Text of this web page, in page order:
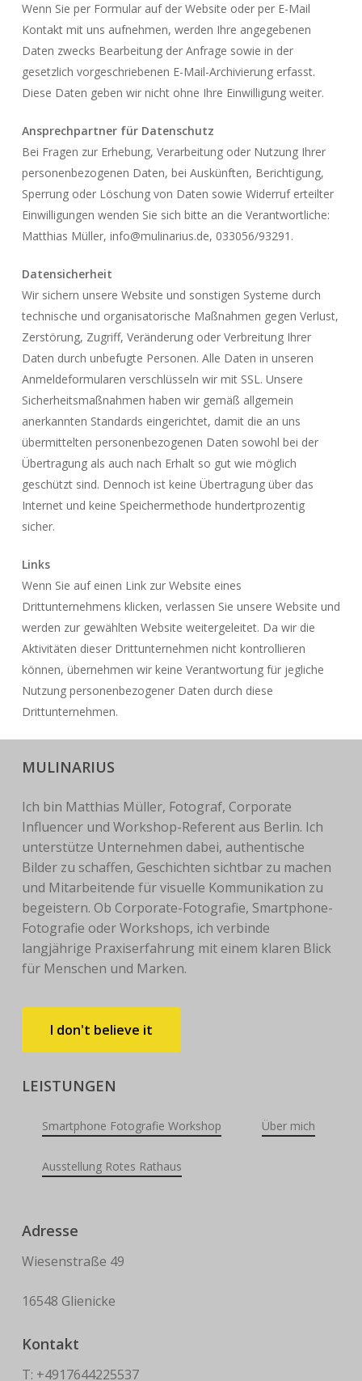
Wenn Sie per Formular auf der Website oder per E-Mail
Kontakt mit uns aufnehmen, werden Ihre angegebenen
Daten zwecks Bearbeitung der Anfrage sowie in der
gesetzlich vorgeschriebenen E-Mail-Archivierung erfasst.
Diese Daten geben wir nicht ohne Ihre Einwilligung weiter.
Ansprechpartner für Datenschutz
Bei Fragen zur Erhebung, Verarbeitung oder Nutzung Ihrer
personenbezogenen Daten, bei Auskünften, Berichtigung,
Sperrung oder Löschung von Daten sowie Widerruf erteilter
Einwilligungen wenden Sie sich bitte an die Verantwortliche:
Matthias Müller, info@mulinarius.de, 033056/93291.
Datensicherheit
Wir sichern unsere Website und sonstigen Systeme durch
technische und organisatorische Maßnahmen gegen Verlust,
Zerstörung, Zugriff, Veränderung oder Verbreitung Ihrer
Daten durch unbefugte Personen. Alle Daten in unseren
Anmeldeformularen verschlüsseln wir mit SSL. Unsere
Sicherheitsmaßnahmen haben wir gemäß allgemein
anerkannten Standards eingerichtet, damit die an uns
übermittelten personenbezogenen Daten sowohl bei der
Übertragung als auch nach Erhalt so gut wie möglich
geschützt sind. Dennoch ist keine Übertragung über das
Internet und keine Speichermethode hundertprozentig
sicher.
Links
Wenn Sie auf einen Link zur Website eines
Drittunternehmens klicken, verlassen Sie unsere Website und
werden zur gewählten Website weitergeleitet. Da wir die
Aktivitäten dieser Drittunternehmen nicht kontrollieren
können, übernehmen wir keine Verantwortung für jegliche
Nutzung personenbezogener Daten durch diese
Drittunternehmen.
MULINARIUS
Ich bin Matthias Müller, Fotograf, Corporate
Influencer und Workshop-Referent aus Berlin. Ich
unterstütze Unternehmen dabei, authentische
Bilder zu schaffen, Geschichten sichtbar zu machen
und Mitarbeitende für visuelle Kommunikation zu
begeistern. Ob Corporate-Fotografie, Smartphone-
Fotografie oder Workshops, ich verbinde
langjährige Praxiserfahrung mit einem klaren Blick
für Menschen und Marken.
I don't believe it
LEISTUNGEN
Smartphone Fotografie Workshop Über mich
Ausstellung Rotes Rathaus
Adresse
Wiesenstraße 49
16548 Glienicke
Kontakt
T: +4917644225537